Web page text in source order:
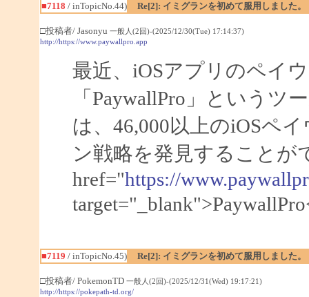
■7118 / inTopicNo.44) Re[2]: イミグランを初めて服用しました。
□投稿者/ Jasonyu 一般人(2回)-(2025/12/30(Tue) 17:14:37)
http://https://www.paywallpro.app
最近、iOSアプリのペイ
「PaywallPro」という
は、46,000以上のiOSペ
ン戦略を発見することが
href="https://
■7119 / inTopicNo.45) Re[2]: イミグランを初めて服用しました。
□投稿者/ PokemonTD 一般人(2回)-(2025/12/31(Wed) 19:17:21)
http://https://pokepath-td.org/